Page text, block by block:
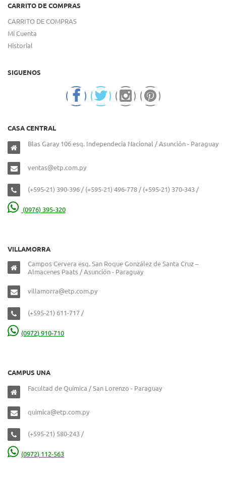
CARRITO DE COMPRAS
CARRITO DE COMPRAS
Mi Cuenta
Historial
SIGUENOS
CASA CENTRAL
Blas Garay 106 esq. Independecia Nacional / Asunción - Paraguay
ventas@etp.com.py
(+595-21) 390-396 / (+595-21) 496-778 / (+595-21) 370-343 /
(0976) 395-320
VILLAMORRA
Campos Cervera esq. San Roque González de Santa Cruz –
Almacenes Paats / Asunción - Paraguay
villamorra@etp.com.py
(+595-21) 611-717 /
(0972) 910-710
CAMPUS UNA
Facultad de Química / San Lorenzo - Paraguay
quimica@etp.com.py
(+595-21) 580-243 /
(0972) 112-563